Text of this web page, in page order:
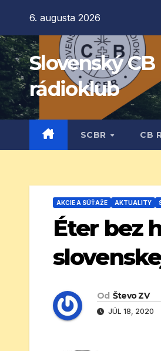
obsah
6. augusta 2026
Slovenský CB
rádioklub
SCBR CB
AKCIE A SÚŤAŽE AKTUALITY
Éter bez
Od Števo ZV
JÚL 18, 2020